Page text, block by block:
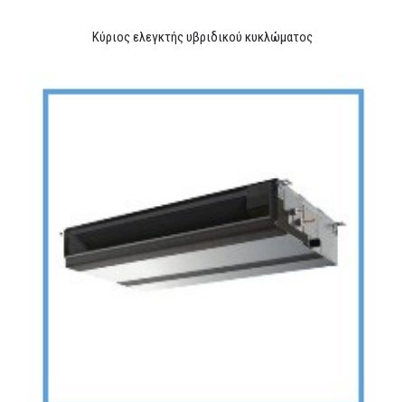
Κύριος ελεγκτής υβριδικού κυκλώματος